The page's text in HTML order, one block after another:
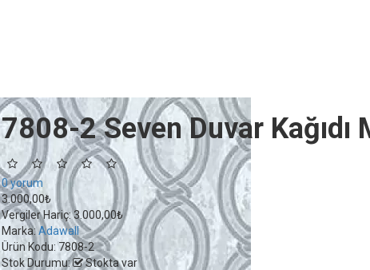
7808-2 Seven Duvar Kağıdı
0 yorum
3.000,00₺
Vergiler Hariç: 3.000,00₺
Marka:Adawall
Ürün Kodu:7808-2
Stok Durumu:
Stokta var